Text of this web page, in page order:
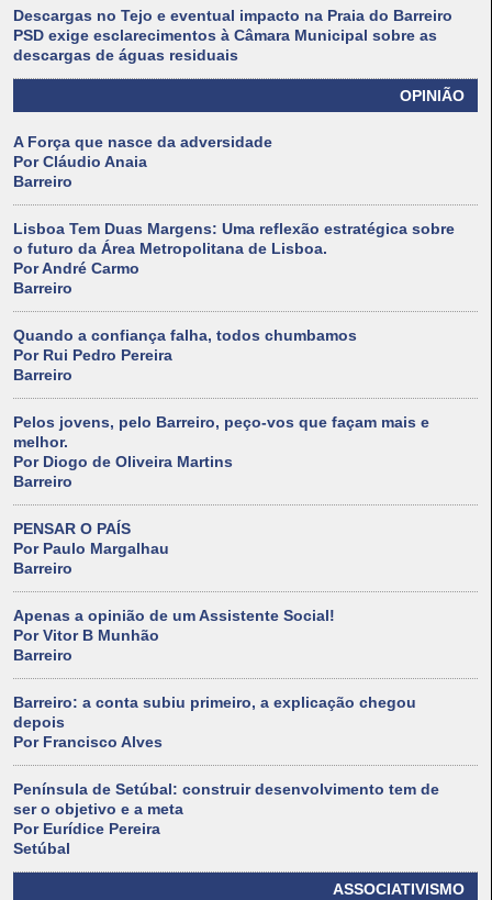
Descargas no Tejo e eventual impacto na Praia do Barreiro
PSD exige esclarecimentos à Câmara Municipal sobre as
descargas de águas residuais
OPINIÃO
A Força que nasce da adversidade
Por Cláudio Anaia
Barreiro
Lisboa Tem Duas Margens: Uma reflexão estratégica sobre
o futuro da Área Metropolitana de Lisboa.
Por André Carmo
Barreiro
Quando a confiança falha, todos chumbamos
Por Rui Pedro Pereira
Barreiro
Pelos jovens, pelo Barreiro, peço-vos que façam mais e
melhor.
Por Diogo de Oliveira Martins
Barreiro
PENSAR O PAÍS
Por Paulo Margalhau
Barreiro
Apenas a opinião de um Assistente Social!
Por Vitor B Munhão
Barreiro
Barreiro: a conta subiu primeiro, a explicação chegou
depois
Por Francisco Alves
Península de Setúbal: construir desenvolvimento tem de
ser o objetivo e a meta
Por Eurídice Pereira
Setúbal
ASSOCIATIVISMO